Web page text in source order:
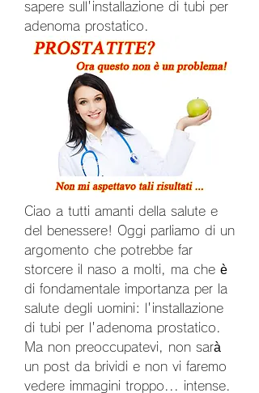
sapere sull'installazione di tubi per
adenoma prostatico.
Ciao a tutti amanti della salute e
del benessere! Oggi parliamo di un
argomento che potrebbe far
storcere il naso a molti, ma che è
di fondamentale importanza per la
salute degli uomini: l'installazione
di tubi per l'adenoma prostatico.
Ma non preoccupatevi, non sarà
un post da brividi e non vi faremo
vedere immagini troppo... intense.